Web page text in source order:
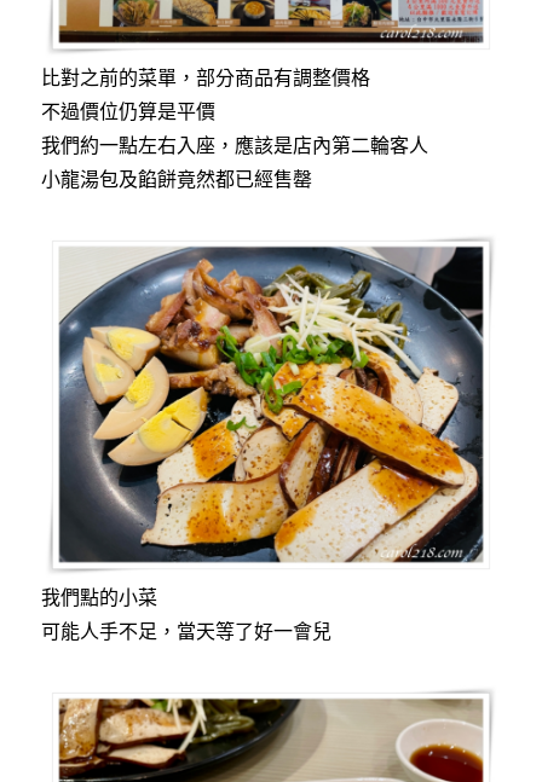
比對之前的菜單，部分商品有調整價格
不過價位仍算是平價
我們約一點左右入座，應該是店內第二輪客人
小龍湯包及餡餅竟然都已經售罄
我們點的小菜
可能人手不足，當天等了好一會兒